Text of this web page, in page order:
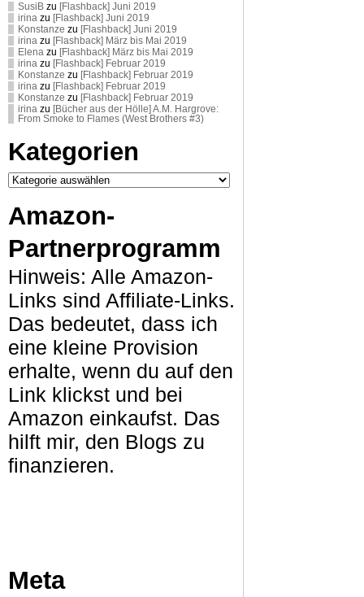
SusiB zu [Flashback] Juni 2019
irina zu [Flashback] Juni 2019
Konstanze zu [Flashback] Juni 2019
irina zu [Flashback] März bis Mai 2019
Elena zu [Flashback] März bis Mai 2019
irina zu [Flashback] Februar 2019
Konstanze zu [Flashback] Februar 2019
irina zu [Flashback] Februar 2019
Konstanze zu [Flashback] Februar 2019
irina zu [Bücher aus der Hölle] A.M. Hargrove:
From Smoke to Flames (West Brothers #3)
Kategorien
Kategorien
Amazon-
Partnerprogramm
Hinweis: Alle Amazon-
Links sind Affiliate-Links.
Das bedeutet, dass ich
eine kleine Provision
erhalte, wenn du auf den
Link klickst und bei
Amazon einkaufst. Das
hilft mir, den Blogs zu
finanzieren.
Meta